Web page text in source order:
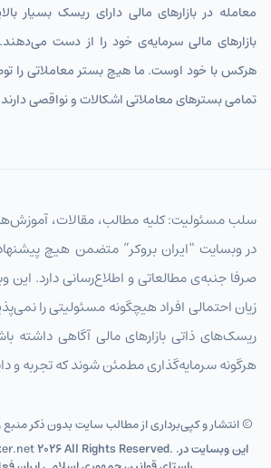
معامله در بازارهای مالی دارای ریسک بسیار
بازارهای مالی سرمایه‌ی خود را از دست
هرکس با خود اوست. ما هیچ بستر معاملاتی را
تمامی بسترهای معاملاتی اشکالات و نواقصی
سلب مسئولیت: کلیه مطالب، مقالات،
در وبسایت “ایران بروکر” متضمن هیچ
صرفا جنبه‌ی مطالعاتی و اطلاع‌رسانی دارد.
زیان احتمالی افراد هیچگونه مسئولیتی را
ریسک‌های ذاتی بازارهای مالی آگاهی داشته
هرگونه سرمایه‌گذاری مطمئن شوند که تجربه و
© انتشار و کپی‌برداری از مطالب سایت بدون ذکر
2026 All Rights Reserved. .این وبسایت در